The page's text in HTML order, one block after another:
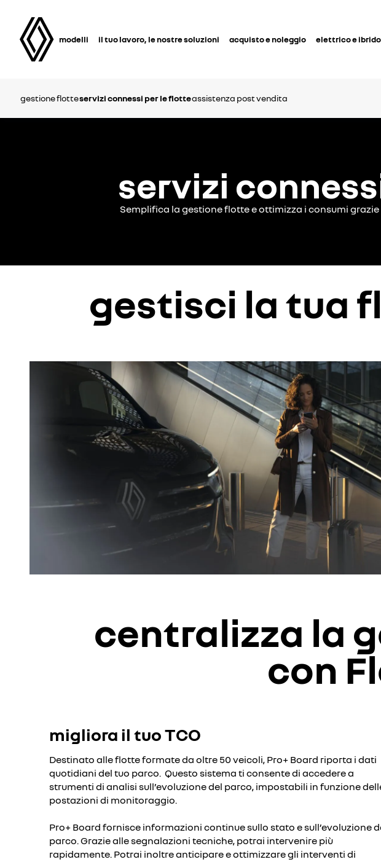
modelli il tuo lavoro, le nostre soluzioni acquisto e noleggio elettrico e ibrido
gestione flotteservizi connessi per le flotteassistenza post vendita
servizi
Semplifica la gestione flotte e ottimizza i consumi
gestisci la tua
centralizza la
con
migliora il tuo TCO
Destinato alle flotte formate da oltre 50 veicoli, Pro+ Board riporta i dati
quotidiani del tuo parco. Questo sistema ti consente di accedere a
strumenti di analisi sull’evoluzione del parco, impostabili in funzione
postazioni di monitoraggio.
Pro+ Board fornisce informazioni continue sullo stato e sull’evoluzione
parco. Grazie alle segnalazioni tecniche, potrai intervenire più
rapidamente. Potrai inoltre anticipare e ottimizzare gli interventi di